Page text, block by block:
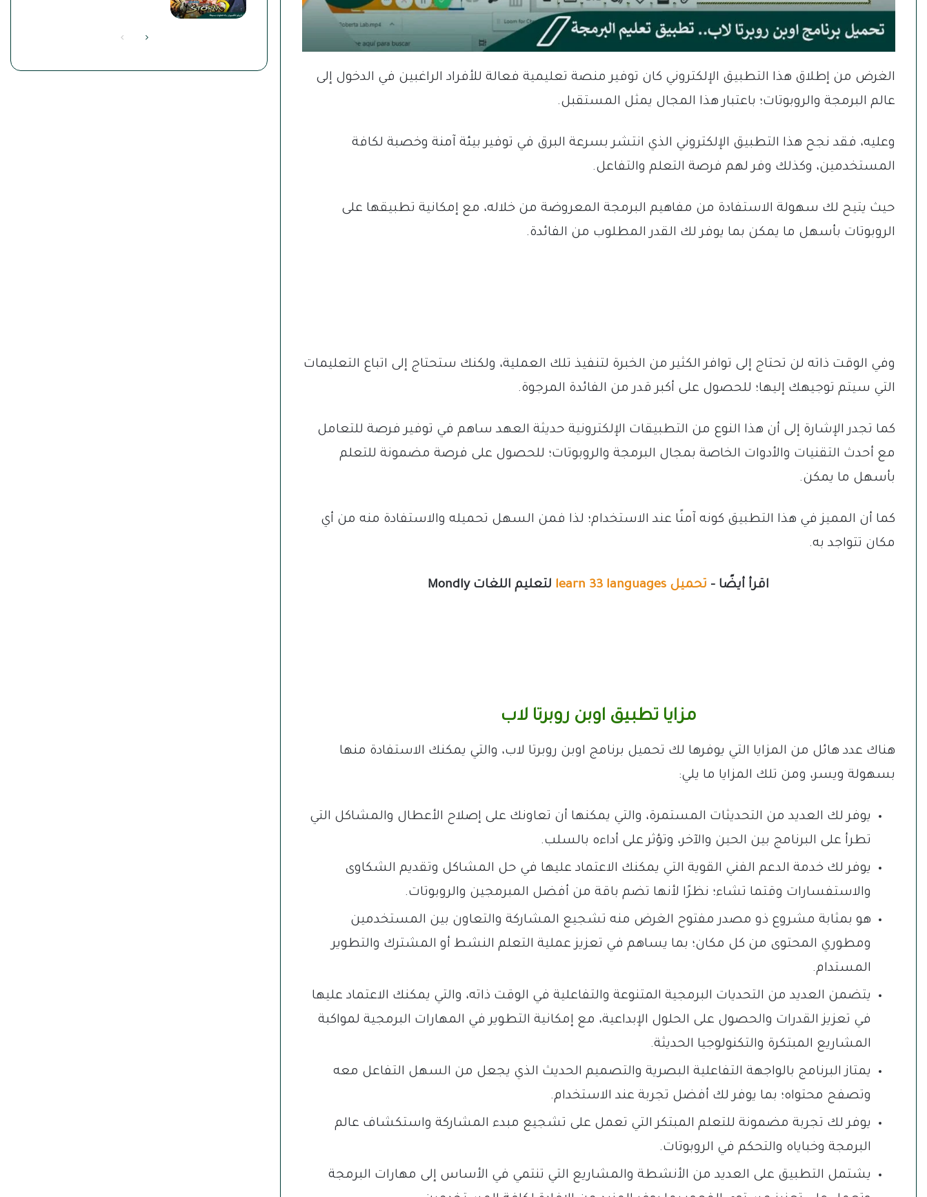
الغرض من إطلاق هذا التطبيق الإلكتروني كان توفير منصة تعليمية فعالة للأفراد الراغبين في الدخول إلى
عالم البرمجة والروبوتات؛ باعتبار هذا المجال يمثل المستقبل.
وعليه، فقد نجح هذا التطبيق الإلكتروني الذي انتشر بسرعة البرق في توفير بيئة آمنة وخصبة لكافة
المستخدمين، وكذلك وفر لهم فرصة التعلم والتفاعل.
حيث يتيح لك سهولة الاستفادة من مفاهيم البرمجة المعروضة من خلاله، مع إمكانية تطبيقها على
الروبوتات بأسهل ما يمكن بما يوفر لك القدر المطلوب من الفائدة.
وفي الوقت ذاته لن تحتاج إلى توافر الكثير من الخبرة لتنفيذ تلك العملية، ولكنك ستحتاج إلى اتباع التعليمات
التي سيتم توجيهك إليها؛ للحصول على أكبر قدر من الفائدة المرجوة.
كما تجدر الإشارة إلى أن هذا النوع من التطبيقات الإلكترونية حديثة العهد ساهم في توفير فرصة للتعامل
مع أحدث التقنيات والأدوات الخاصة بمجال البرمجة والروبوتات؛ للحصول على فرصة مضمونة للتعلم
بأسهل ما يمكن.
كما أن المميز في هذا التطبيق كونه آمنًا عند الاستخدام؛ لذا فمن السهل تحميله والاستفادة منه من أي
مكان تتواجد به.
اقرأ أيضًا – تحميل learn 33 languages لتعليم اللغات Mondly
مزايا تطبيق اوبن روبرتا لاب
هناك عدد هائل من المزايا التي يوفرها لك تحميل برنامج اوبن روبرتا لاب، والتي يمكنك الاستفادة منها
بسهولة ويسر، ومن تلك المزايا ما يلي:
يوفر لك العديد من التحديثات المستمرة، والتي يمكنها أن تعاونك على إصلاح الأعطال والمشاكل التي
تطرأ على البرنامج بين الحين والآخر، وتؤثر على أداءه بالسلب.
يوفر لك خدمة الدعم الفني القوية التي يمكنك الاعتماد عليها في حل المشاكل وتقديم الشكاوى
والاستفسارات وقتما تشاء؛ نظرًا لأنها تضم باقة من أفضل المبرمجين والروبوتات.
هو بمثابة مشروع ذو مصدر مفتوح الغرض منه تشجيع المشاركة والتعاون بين المستخدمين
ومطوري المحتوى من كل مكان؛ بما يساهم في تعزيز عملية التعلم النشط أو المشترك والتطوير
المستدام.
يتضمن العديد من التحديات البرمجية المتنوعة والتفاعلية في الوقت ذاته، والتي يمكنك الاعتماد عليها
في تعزيز القدرات والحصول على الحلول الإبداعية، مع إمكانية التطوير في المهارات البرمجية لمواكبة
المشاريع المبتكرة والتكنولوجيا الحديثة.
يمتاز البرنامج بالواجهة التفاعلية البصرية والتصميم الحديث الذي يجعل من السهل التفاعل معه
وتصفح محتواه؛ بما يوفر لك أفضل تجربة عند الاستخدام.
يوفر لك تجربة مضمونة للتعلم المبتكر التي تعمل على تشجيع مبدء المشاركة واستكشاف عالم
البرمجة وخباياه والتحكم في الروبوتات.
يشتمل التطبيق على العديد من الأنشطة والمشاريع التي تنتمي في الأساس إلى مهارات البرمجة
الصفحةالصفحة